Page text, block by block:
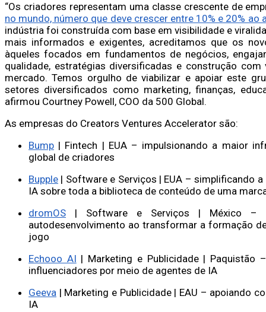
“Os criadores representam uma classe crescente de
no mundo, número que deve crescer entre 10% e 20%
indústria foi construída com base em visibilidade e
mais informados e exigentes, acreditamos que os
àqueles focados em fundamentos de negócios,
qualidade, estratégias diversificadas e construção
mercado. Temos orgulho de viabilizar e apoiar este
setores diversificados como marketing, finanças,
afirmou Courtney Powell, COO da 500 Global.
As empresas do Creators Ventures Accelerator são:
Bump | Fintech | EUA – impulsionando a maior
global de criadores
Bupple | Software e Serviços | EUA – simplificando
IA sobre toda a biblioteca de conteúdo de uma
dromOS | Software e Serviços | México –
autodesenvolvimento ao transformar a formação
jogo
Echooo AI | Marketing e Publicidade | Paquistão
influenciadores por meio de agentes de IA
Geeva | Marketing e Publicidade | EAU – apoiando
IA